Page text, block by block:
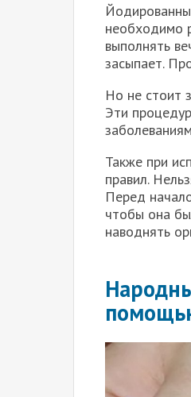
необходимо
выполнять
засыпает.
Но не стоит
Эти
Также при
правил.
Перед
чтобы она
наводнять